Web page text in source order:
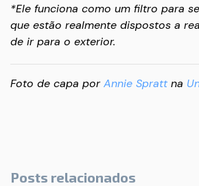
*Ele funciona como um filtro para
que estão realmente dispostos a
de ir para o exterior.
Foto de capa porAnnie Sprattna
Posts relacionados